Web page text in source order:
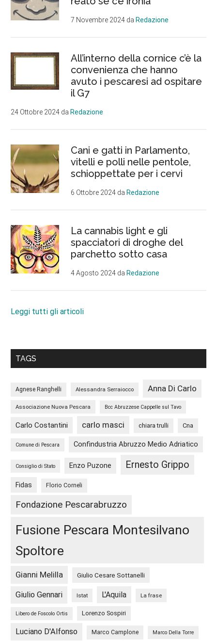
7 Novembre 2024 daRedazione
All’interno della cornice c’è la
convenienza che hanno
avuto i pescaresi ad ospitare
il G7
24 Ottobre 2024 daRedazione
Cani e gatti in Parlamento,
vitelli e polli nelle pentole,
schioppettate per i cervi
6 Ottobre 2024 daRedazione
La cannabis light e gli
spacciatori di droghe del
parchetto sotto casa
4 Agosto 2024 daRedazione
Leggi tutti gli articoli
TAGS
Agnese Ranghelli Alessandra Serraiocco Anna Di Carlo
Associazione Nuova Pescara Bcc Abruzzese Cappelle sul Tavo
Carlo Costantini carlo masci chiara trulli Cna
Comune di Pescara Confindustria Abruzzo Medio Adriatico
Consiglio di Stato Enzo Puzone Ernesto Grippo
Fidas Florio Corneli
Fondazione Pescarabruzzo
Fusione Pescara Montesilvano
Spoltore
Gianni Melilla Giulio Cesare Sottanelli
Giulio Gennari Istat L'Aquila La frase
Libero de Foscolo Ortis Lorenzo Sospiri
Luciano D'Alfonso Marco Camplone Marco Della Torre